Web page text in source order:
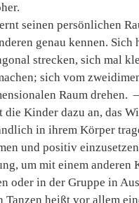
seinen persönlichen
genau kennen. Sich
strecken, sich mal
sich vom
Raum drehen.
Kinder dazu an, das
in ihrem Körper
und positiv
um mit einem anderen
oder in der Gruppe in
Tanzen heißt vor allem